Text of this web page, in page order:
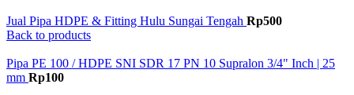
Jual Pipa HDPE & Fitting Hulu Sungai Tengah Rp500
Back to products
Pipa PE 100 / HDPE SNI SDR 17 PN 10 Supralon 3/4" Inch | 25
mm Rp100